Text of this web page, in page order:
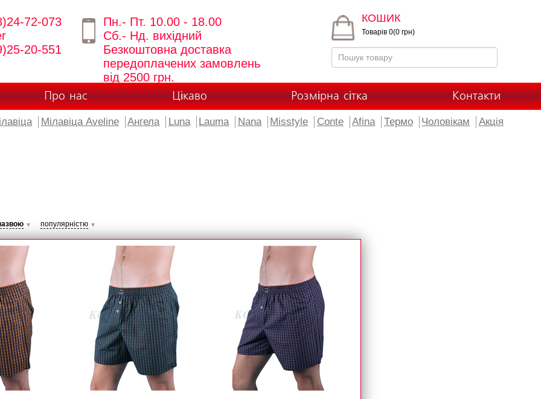
72-073
20-551
Пн.- Пт. 10.00 - 18.00
Сб.- Нд. вихідний
Безкоштовна доставка
передоплачених замовлень
від 2500 грн.
КОШИК
Товарів 0(0 грн)
Про нас Цікаво Розмірна сітка Контакти
Мілавіца Aveline Ангела Luna Lauma Nana Misstyle Conte Afina Термо Чоловікам Акція
▼ популярністю ▼